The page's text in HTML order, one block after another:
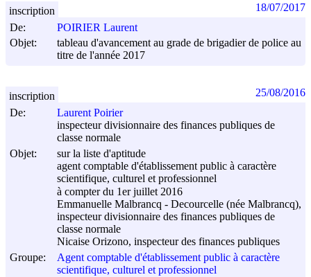
De:
POIRIER Laurent
Objet:
tableau d'avancement au grade de brigadier de police au
titre de l'année 2017
inscription 18/07/2017
De:
Laurent Poirier
inspecteur divisionnaire des finances publiques de
classe normale
Objet:
sur la liste d'aptitude
agent comptable d'établissement public à caractère
scientifique, culturel et professionnel
à compter du 1er juillet 2016
Emmanuelle Malbrancq - Decourcelle (née Malbrancq),
inspecteur divisionnaire des finances publiques de
classe normale
Nicaise Orizono, inspecteur des finances publiques
Groupe:
Agent comptable d'établissement public à caractère
scientifique, culturel et professionnel
inscription 25/08/2016